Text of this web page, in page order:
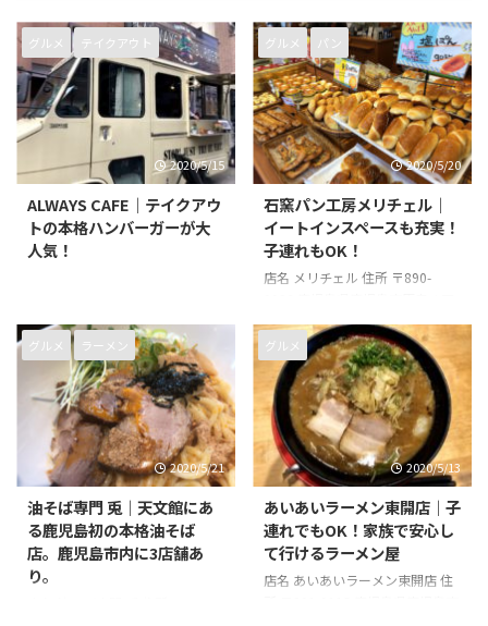
グルメ テイクアウト
2020/5/15
ALWAYS CAFE｜テイクアウ
トの本格ハンバーガーが大
人気！
グルメ パン
2020/5/20
石窯パン工房メリチェル｜
イートインスペースも充実！
子連れもOK！
店名 メリチェル 住所 〒890-
目２８−２３ 電話番号 099-298-
5582 営業時間 7時00分～19時00
分 店休日 月曜日
グルメ ラーメン
2020/5/21
油そば専門 兎｜天文館にあ
る鹿児島初の本格油そば
店。鹿児島市内に3店舗あ
り。
グルメ
2020/5/13
あいあいラーメン東開店｜子
連れでもOK！家族で安心し
て行けるラーメン屋
店名 あいあいラーメン東開店 住